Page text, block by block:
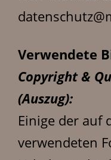
Verwendete
Copyright &
(Auszug):
Einige der auf
verwendeten